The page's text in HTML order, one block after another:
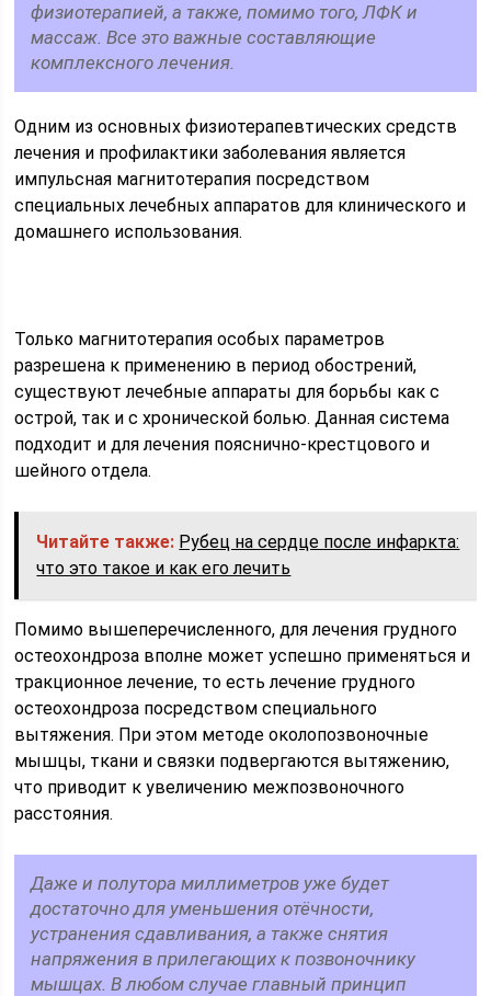
физиотерапией, а также, помимо того, ЛФК и
массаж. Все это важные составляющие
комплексного лечения.
Одним из основных физиотерапевтических средств
лечения и профилактики заболевания является
импульсная магнитотерапия посредством
специальных лечебных аппаратов для клинического и
домашнего использования.
Только магнитотерапия особых параметров
разрешена к применению в период обострений,
существуют лечебные аппараты для борьбы как с
острой, так и с хронической болью. Данная система
подходит и для лечения пояснично-крестцового и
шейного отдела.
Читайте также: Рубец на сердце после инфаркта:
что это такое и как его лечить
Помимо вышеперечисленного, для лечения грудного
остеохондроза вполне может успешно применяться и
тракционное лечение, то есть лечение грудного
остеохондроза посредством специального
вытяжения. При этом методе околопозвоночные
мышцы, ткани и связки подвергаются вытяжению,
что приводит к увеличению межпозвоночного
расстояния.
Даже и полутора миллиметров уже будет
достаточно для уменьшения отёчности,
устранения сдавливания, а также снятия
напряжения в прилегающих к позвоночнику
мышцах. В любом случае главный принцип